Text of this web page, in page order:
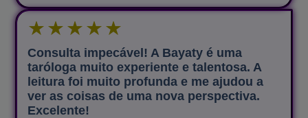
★★★★★
Consulta impecável! A Bayaty é uma
taróloga muito experiente e talentosa. A
leitura foi muito profunda e me ajudou a
ver as coisas de uma nova perspectiva.
Excelente!